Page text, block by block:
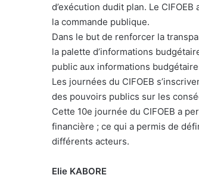
d’exécution dudit plan. Le
la commande publique.
Dans le but de renforcer la
la palette d’informations
public aux informations
Les journées du CIFOEB
des pouvoirs publics sur les
Cette 10e journée du CIFOEB a
financière ; ce qui a permis de
différents acteurs.
Elie KABORE